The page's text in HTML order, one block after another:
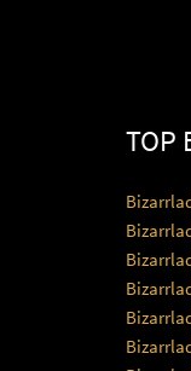
TOP